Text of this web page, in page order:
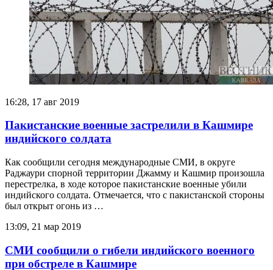
16:28, 17 авг 2019
Пакистанские военные застрелили в Кашмире
индийского солдата
Как сообщили сегодня международные СМИ, в округе
Раджаури спорной территории Джамму и Кашмир произошла
перестрелка, в ходе которое пакистанские военные убили
индийского солдата. Отмечается, что с пакистанской стороны
был открыт огонь из …
13:09, 21 мар 2019
СМИ сообщили о гибели индийского военного
при обстреле в Кашмире